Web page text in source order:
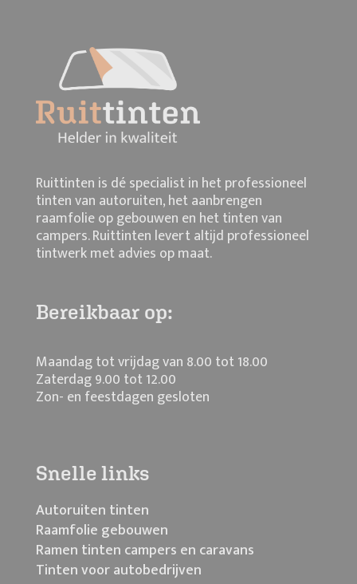
Ruittinten is dé specialist in het professioneel
tinten van autoruiten, het aanbrengen
raamfolie op gebouwen en het tinten van
campers. Ruittinten levert altijd professioneel
tintwerk met advies op maat.
Bereikbaar op:
Maandag tot vrijdag van 8.00 tot 18.00
Zaterdag 9.00 tot 12.00
Zon- en feestdagen gesloten
Snelle links
Autoruiten tinten
Raamfolie gebouwen
Ramen tinten campers en caravans
Tinten voor autobedrijven